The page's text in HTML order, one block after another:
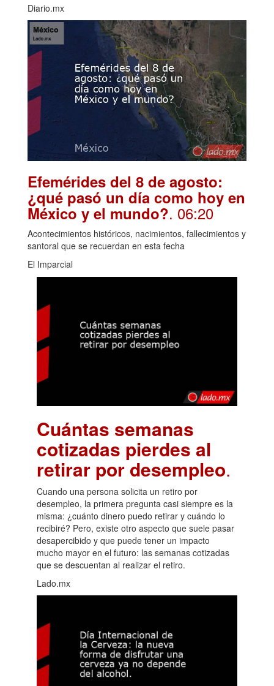
Diario.mx
Efemérides del 8 de agosto:
¿qué pasó un día como hoy en
México y el mundo?. 06:20
Acontecimientos históricos, nacimientos, fallecimientos y
santoral que se recuerdan en esta fecha
El Imparcial
Cuántas semanas
cotizadas pierdes al
retirar por desempleo.
Cuando una persona solicita un retiro por
desempleo, la primera pregunta casi siempre es la
misma: ¿cuánto dinero puedo retirar y cuándo lo
recibiré? Pero, existe otro aspecto que suele pasar
desapercibido y que puede tener un impacto
mucho mayor en el futuro: las semanas cotizadas
que se descuentan al realizar el retiro.
Lado.mx